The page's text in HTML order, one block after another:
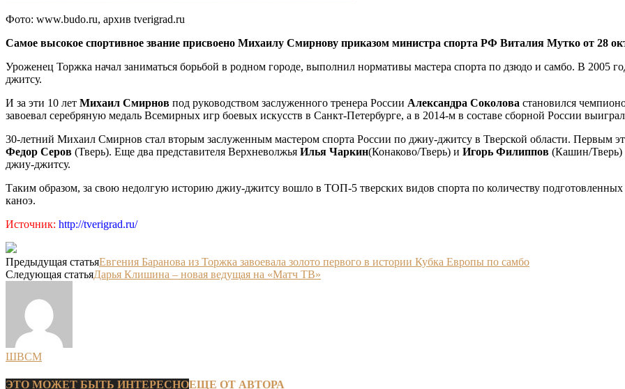
Фото: www.budo.ru, архив tverigrad.ru
Самое высокое спортивное звание присвоено Михаилу Смирнову приказом министра спорта РФ Виталия Мутко от 28
Уроженец Торжка начал заниматься борьбой в родном городе, выполнил нормативы мастера спорта по дзюдо и самбо. В 2005
джитсу.
И за эти 10 лет Михаил Смирнов под руководством заслуженного тренера России Александра Соколова становился
завоевал серебряную медаль Всемирных игр боевых искусств в Санкт-Петербурге, а в 2014-м в составе сборной России
30-летний Михаил Смирнов стал вторым заслуженным мастером спорта России по джиу-джитсу в Тверской области. Первым
Федор Серов (Тверь). Еще два представителя Верхневолжья Илья Чаркин(Конаково/Тверь) и Игорь Филиппов (Кашин/Тверь)
джиу-джитсу.
Таким образом, за свою недолгую историю джиу-джитсу вошло в ТОП-5 тверских видов спорта по количеству
каноэ.
Источник: http://tverigrad.ru/
Предыдущая статьяЕвгения Баранова из Торжка завоевала золото первого в истории Кубка Европы по самбо
Следующая статьяДарья Клишина – новая ведущая на «Матч ТВ»
ШВСМ
ЭТО МОЖЕТ БЫТЬ ИНТЕРЕСНОЕЩЕ ОТ АВТОРА